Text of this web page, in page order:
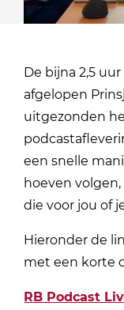
De bijna 2,5
afgelopen
uitgezonden
een snelle
hoeven
die voor jou of
Hieronder de
met een korte
RB Podcast